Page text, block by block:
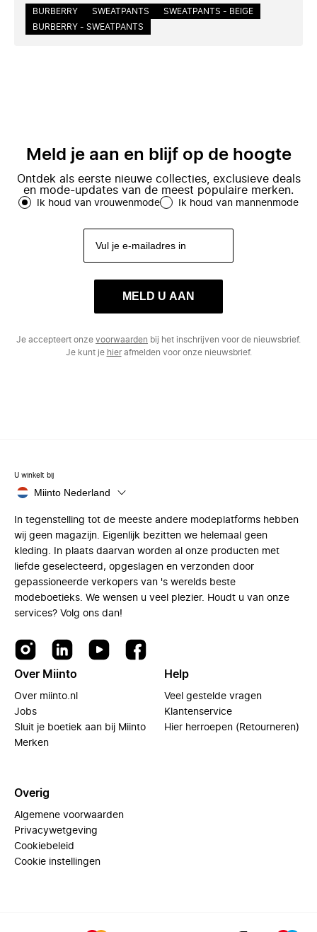
BURBERRY SWEATPANTS
SWEATPANTS - BEIGE
BURBERRY - SWEATPANTS
Meld je aan en blijf op de hoogte
Ontdek als eerste nieuwe collecties, exclusieve deals
en mode-updates van de meest populaire merken.
Ik houd van vrouwenmode Ik houd van mannenmode
MELD U AAN
Je accepteert onze voorwaarden bij het inschrijven voor de nieuwsbrief.
Je kunt je hierafmelden voor onze nieuwsbrief.
U winkelt bij
Miinto Nederland
In tegenstelling tot de meeste andere modeplatforms hebben
wij geen magazijn. Eigenlijk bezitten we helemaal geen
kleding. In plaats daarvan worden al onze producten met
liefde geselecteerd, opgeslagen en verzonden door
gepassioneerde verkopers van 's werelds beste
modeboetieks. We wensen u veel plezier. Houdt u van onze
services? Volg ons dan!
Over Miinto
Over miinto.nl
Jobs
Sluit je boetiek aan bij Miinto
Merken
Help
Veel gestelde vragen
Klantenservice
Hier herroepen (Retourneren)
Overig
Algemene voorwaarden
Privacywetgeving
Cookiebeleid
Cookie instellingen